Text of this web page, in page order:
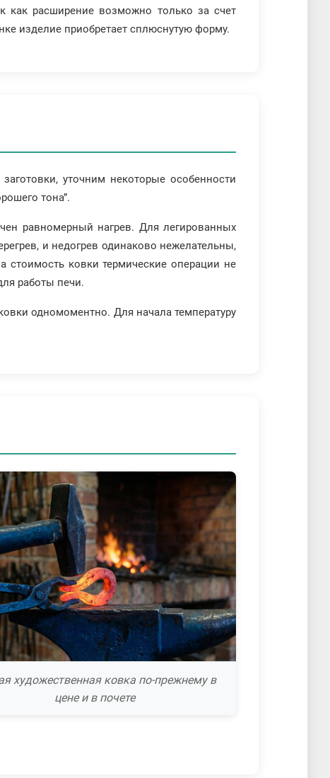
как расширение возможно только за счет
изделие приобретает сплюснутую форму.
уточним некоторые особенности
тона”.
равномерный нагрев. Для легированных
и недогрев одинаково нежелательны,
стоимость ковки термические операции не
работы печи.
одномоментно. Для начала температуру
художественная ковка по-прежнему в
цене и в почете